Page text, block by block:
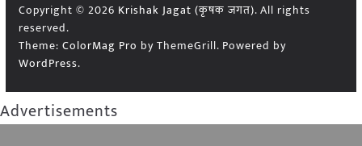
Copyright © 2026 Krishak Jagat (कृषक जगत). All rights
reserved.
Theme: ColorMag Pro by ThemeGrill. Powered by
WordPress.
Advertisements